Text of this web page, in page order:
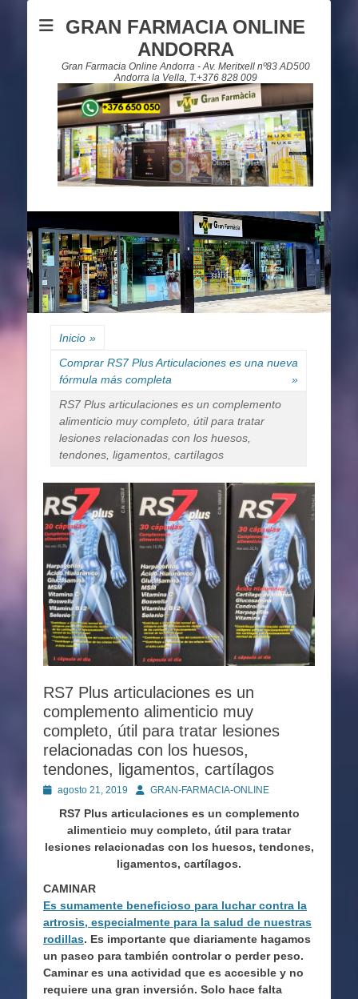
GRAN FARMACIA ONLINE
ANDORRA
Gran Farmacia Online Andorra - Av. Meritxell nº83 AD500
Andorra la Vella, T.+376 828 009
Inicio »
Comprar RS7 Plus Articulaciones es una nueva
fórmula más completa
»
RS7 Plus articulaciones es un complemento
alimenticio muy completo, útil para tratar
lesiones relacionadas con los huesos,
tendones, ligamentos, cartílagos
RS7 Plus articulaciones es un
complemento alimenticio muy
completo, útil para tratar lesiones
relacionadas con los huesos,
tendones, ligamentos, cartílagos
Publicado
agosto 21, 2019 AutorGRAN-FARMACIA-ONLINE
RS7 Plus articulaciones es un complemento
alimenticio muy completo, útil para tratar
lesiones relacionadas con los huesos, tendones,
ligamentos, cartílagos.
CAMINAR
Es sumamente beneficioso para luchar contra la
artrosis, especialmente para la salud de nuestras
rodillas. Es importante que diariamente hagamos
un paseo para también controlar o perder peso.
Caminar es una actividad que es accesible y no
requiere una gran inversión. Solo hace falta